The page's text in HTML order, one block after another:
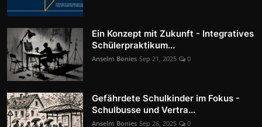
Ein Konzept mit Zukunft - Integratives
Schülerpraktikum...
Anselm Bonies Sep 21, 2025 0
Gefährdete Schulkinder im Fokus -
Schulbusse und Vertra...
Anselm Bonies Sep 26, 2025 0